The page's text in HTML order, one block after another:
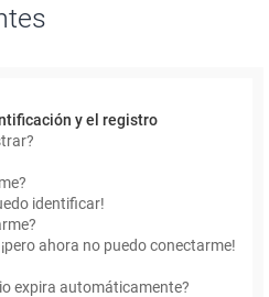
y el registro
identificar!
ahora no puedo conectarme!
expira automáticamente?